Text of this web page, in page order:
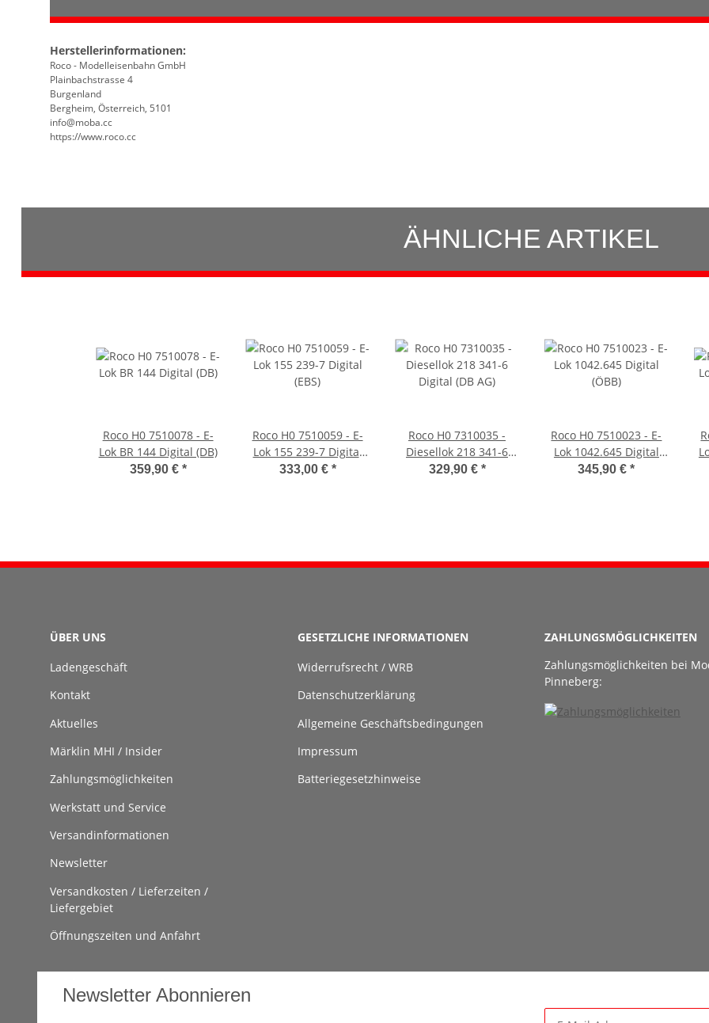
Herstellerinformationen:
Roco - Modelleisenbahn GmbH
Plainbachstrasse 4
Burgenland
Bergheim, Österreich, 5101
info@moba.cc
https://www.roco.cc
ÄHNLICHE ARTIKEL
Roco H0 7510078 - E-
Lok BR 144 Digital (DB)
359,90 € *
Roco H0 7510059 - E-
Lok 155 239-7 Digital
(EBS)
333,00 € *
Roco H0 7310035 -
Diesellok 218 341-6
Digital (DB AG)
329,90 € *
Roco H0 7510023 - E-
Lok 1042.645 Digital
(ÖBB)
345,90 €*
ÜBER UNS
Ladengeschäft
Kontakt
Aktuelles
Märklin MHI / Insider
Zahlungsmöglichkeiten
Werkstatt und Service
Versandinformationen
Newsletter
Versandkosten / Lieferzeiten /
Liefergebiet
Öffnungszeiten und Anfahrt
GESETZLICHE INFORMATIONEN
Widerrufsrecht / WRB
Datenschutzerklärung
Allgemeine Geschäftsbedingungen
Impressum
Batteriegesetzhinweise
ZAHLUNGSMÖGLICHKEITEN
Zahlungsmöglichkeiten bei
Pinneberg:
Newsletter Abonnieren